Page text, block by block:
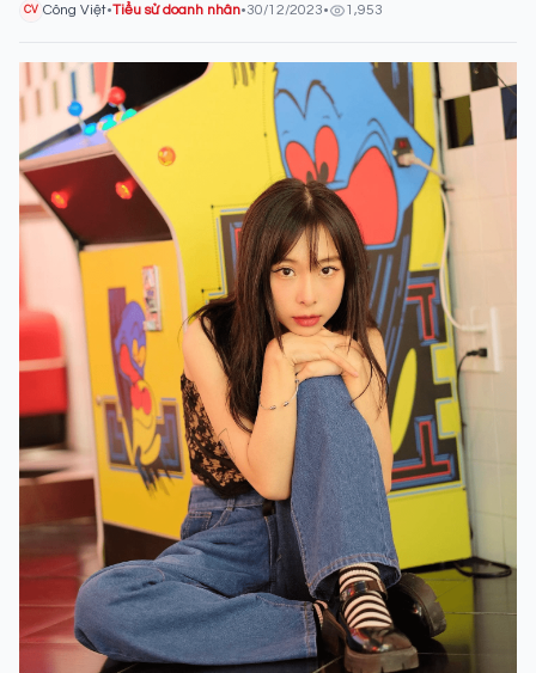
CV Công Việt•Tiểu sử doanh nhân•30/12/2023• 1,953